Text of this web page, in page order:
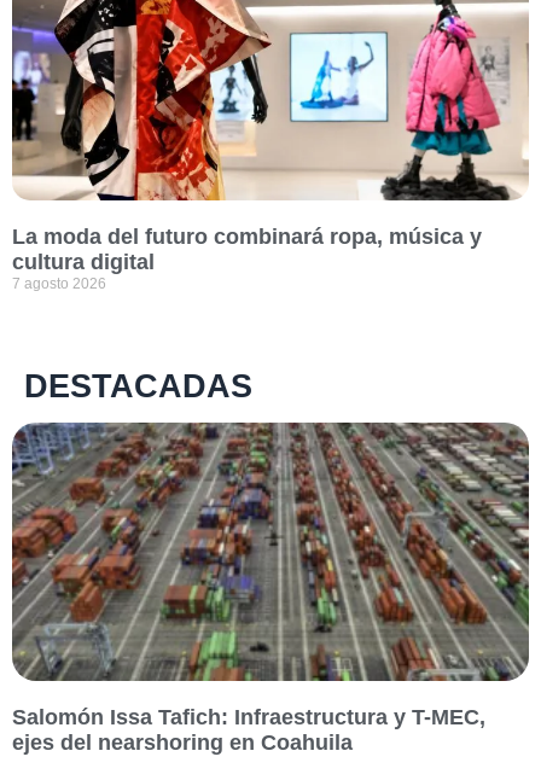
La moda del futuro combinará ropa, música y
cultura digital
7 agosto 2026
DESTACADAS
Salomón Issa Tafich: Infraestructura y T-MEC,
ejes del nearshoring en Coahuila